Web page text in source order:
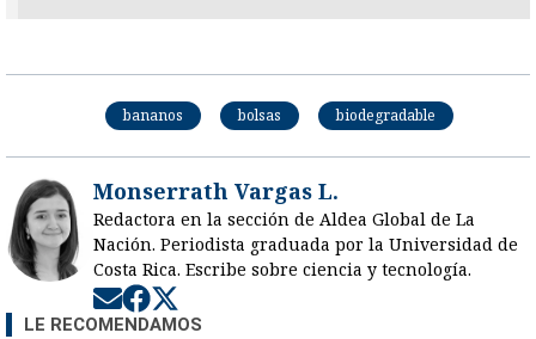
bananos bolsas biodegradable
Monserrath Vargas L.
Redactora en la sección de Aldea Global de La
Nación. Periodista graduada por la Universidad de
Costa Rica. Escribe sobre ciencia y tecnología.
Opens in new window
Opens in new window
LE RECOMENDAMOS